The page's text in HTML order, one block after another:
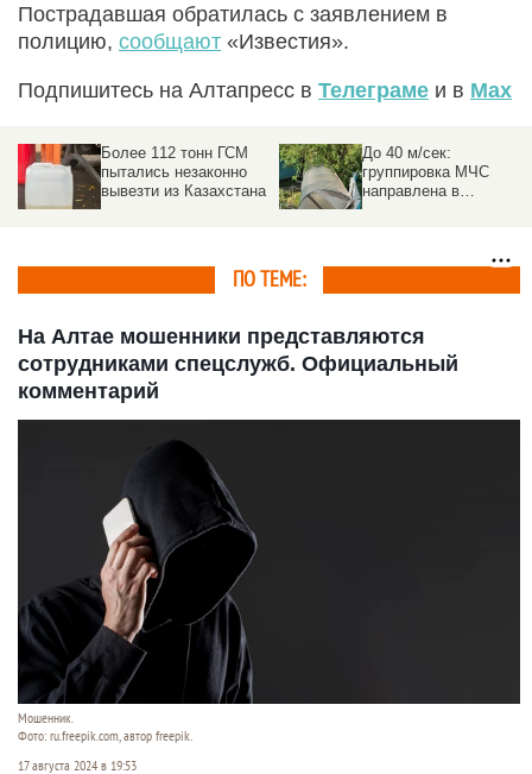
Пострадавшая обратилась с заявлением в
полицию, сообщают «Известия».
Подпишитесь на Алтапресс в Телеграме и в Max
Более 112 тонн ГСМ
пытались незаконно
вывезти из Казахстана
До 40 м/сек:
группировка МЧС
направлена в
ПО ТЕМЕ:
На Алтае мошенники представляются
сотрудниками спецслужб. Официальный
комментарий
Мошенник.
Фото: ru.freepik.com, автор freepik.
17 августа 2024 в 19:53